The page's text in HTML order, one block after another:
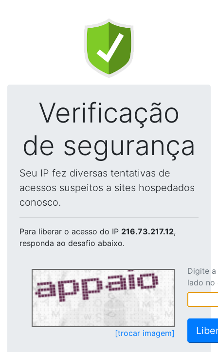
Verificação
de segurança
Seu IP fez diversas tentativas de
acessos suspeitos a sites hospedados
conosco.
Para liberar o acesso do IP 216.73.217.12,
responda ao desafio abaixo.
[trocar imagem]
Digite
lado no